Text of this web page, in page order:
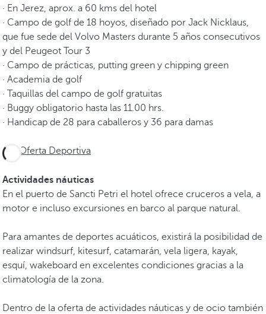
· En Jerez, aprox. a 60 kms del hotel
· Campo de golf de 18 hoyos, diseñado por Jack Nicklaus,
que fue sede del Volvo Masters durante 5 años consecutivos
y del Peugeot Tour 3
· Campo de prácticas, putting green y chipping green
· Academia de golf
· Taquillas del campo de golf gratuitas
· Buggy obligatorio hasta las 11.00 hrs.
· Handicap de 28 para caballeros y 36 para damas
Oferta Deportiva
Actividades náuticas
En el puerto de Sancti Petri el hotel ofrece cruceros a vela, a
motor e incluso excursiones en barco al parque natural.
Para amantes de deportes acuáticos, existirá la posibilidad de
realizar windsurf, kitesurf, catamarán, vela ligera, kayak,
esquí, wakeboard en excelentes condiciones gracias a la
climatología de la zona.
Dentro de la oferta de actividades náuticas y de ocio también